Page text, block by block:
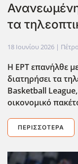
τα
18 Ιουνίου 2026 |
Η ΕΡΤ επαν΄ηλθε
διατηρήσει τα
Basketball
οικονομικό
ΠΕΡΙΣΣΌΤΕΡΑ